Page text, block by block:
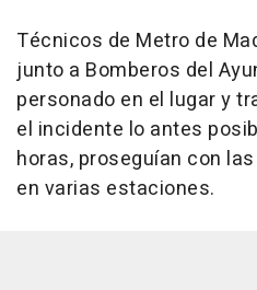
Técnicos de Metro de
junto a Bomberos del
personado en el lugar y
el incidente lo antes
horas, proseguían con
en varias estaciones.